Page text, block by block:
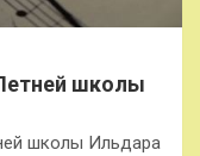
школы
школы Ильдара